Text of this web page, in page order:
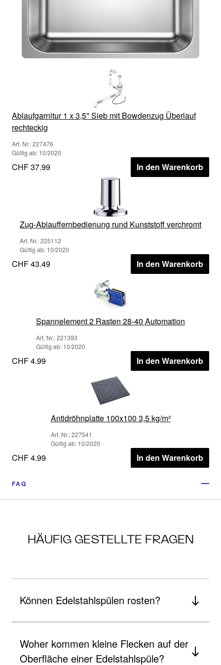
Ablaufgarnitur 1 x 3,5'' Sieb mit Bowdenzug Überlauf
rechteckig
Art. Nr.: 227476
Gültig ab: 10/2020
CHF 37.99 In den Warenkorb
Zug-Ablauffernbedienung rund Kunststoff verchromt
Art. Nr.: 225112
Gültig ab: 10/2020
CHF 43.49 In den Warenkorb
Spannelement 2 Rasten 28-40 Automation
Art. Nr.: 221393
Gültig ab: 10/2020
CHF 4.99 In den Warenkorb
Antidröhnplatte 100x100 3,5 kg/m²
Art. Nr.: 227541
Gültig ab: 10/2020
CHF 4.99 In den Warenkorb
FAQ
HÄUFIG GESTELLTE FRAGEN
Können Edelstahlspülen rosten?
Woher kommen kleine Flecken auf der
Oberfläche einer Edelstahlspüle?